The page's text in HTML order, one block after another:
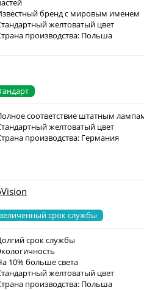
бренд с мировым именем
желтоватый цвет
производства: Польша
соответствие штатным
желтоватый цвет
производства: Германия
срок службы
срок службы
10% больше света
желтоватый цвет
производства: Польша